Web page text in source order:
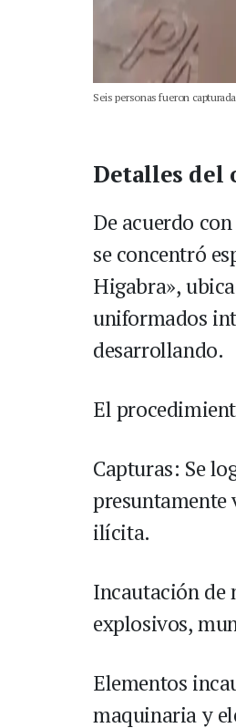
Seis personas fueron
Detalles del
De acuerdo
se concentró
Higabra»,
uniformados
desarrollando.
El
Capturas: Se
ilícita.
Incautación de
explosivos,
Elementos
maquinaria y